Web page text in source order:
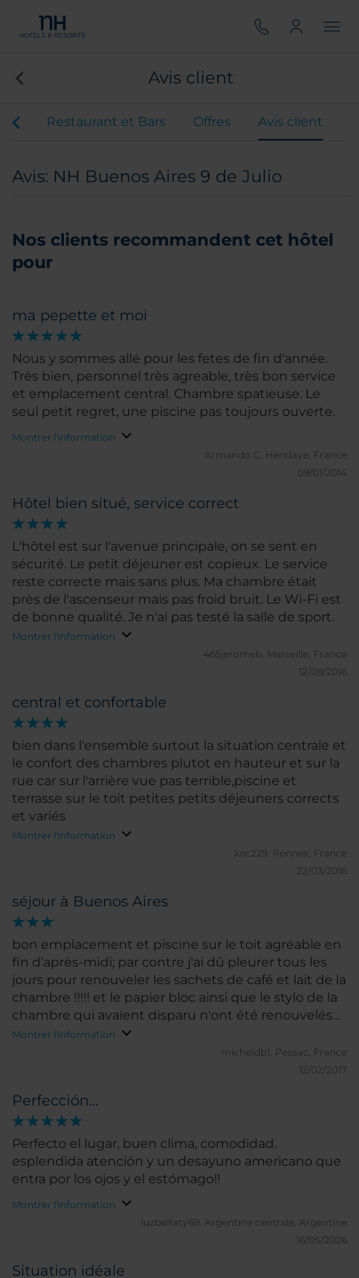
Avis client
Restaurant et Bars Offres Avis client
Avis: NH Buenos Aires 9 de Julio
Nos clients recommandent cet hôtel
pour
Situation idéale
ma pepette et moi
Nous y sommes allé pour les fetes de fin d'année.
Très bien, personnel très agreable, très bon service
et emplacement central. Chambre spatieuse. Le
seul petit regret, une piscine pas toujours ouverte.
Montrer l'information
Armando C. Hendaye, France
09/01/2014
Hôtel bien situé, service correct
L'hôtel est sur l'avenue principale, on se sent en
sécurité. Le petit déjeuner est copieux. Le service
reste correcte mais sans plus. Ma chambre était
près de l'ascenseur mais pas froid bruit. Le Wi-Fi est
de bonne qualité. Je n'ai pas testé la salle de sport.
Montrer l'information
465jeromeb. Marseille, France
12/09/2016
central et confortable
bien dans l'ensemble surtout la situation centrale et
le confort des chambres plutot en hauteur et sur la
rue car sur l'arrière vue pas terrible,piscine et
terrasse sur le toit petites petits déjeuners corrects
et variés
Montrer l'information
loic229. Rennes, France
22/03/2016
séjour à Buenos Aires
bon emplacement et piscine sur le toit agréable en
fin d'après-midi; par contre j'ai dû pleurer tous les
jours pour renouveler les sachets de café et lait de la
chambre !!!!! et le papier bloc ainsi que le stylo de la
chambre qui avaient disparu n'ont été renouvelés
qu'une fois en 2 semaines de séjour !! nécessité de
revoir le service en chambre ! aussi, au buffet du
petit déjeuner, remplacer les saucisses immondes
bien mieux aux œufs brouillés !!!!
Montrer l'information
micheldb1.
Pessac, France
12/02/2017
Perfección...
Perfecto el lugar, buen clima, comodidad.
esplendida atención y un desayuno americano que
entra por los ojos y el estómago!!
Montrer l'information
luzbeltaty69. Argentine centrale, Argentine
16/05/2026